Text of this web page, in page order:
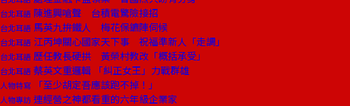
台北耳語 陳進興嗆聲 台積電驚險接招
台北耳語 馬英九拚鐵人 梅花保鑣陣伺候
台北耳語 江丙坤關心國家天下事 祝福準新人「走調」
台北耳語 歷任教長硬拱 黃榮村教改「概括承受」
台北耳語 蔡英文重邏輯 「糾正女王」力戰群雄
人物特寫 「至少胡定吾應該跑不掉！」
人物專訪 連經營之神都看重的六年級企業家